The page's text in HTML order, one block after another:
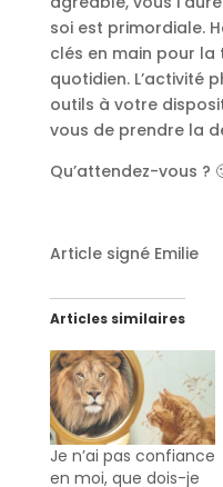
soi est primordiale.
clés en main pour
quotidien. L’activité
outils à votre
vous de prendre la
Qu’attendez-vous ?
Article signé Emilie
Articles similaires
Je n’ai pas confiance
en moi, que dois-je